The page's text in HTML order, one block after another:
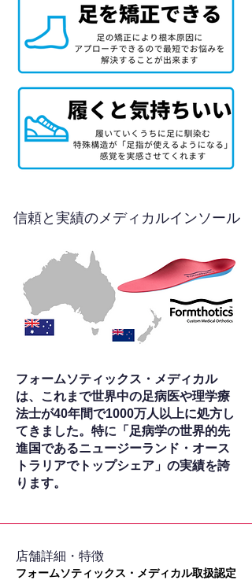
信頼と実績のメディカルインソール
フォームソティックス・メディカル
は、これまで世界中の足病医や理学療
法士が40年間で1000万人以上に処方し
てきました。特に「足病学の世界的先
進国であるニュージーランド・オース
トラリアでトップシェア」の実績を誇
ります。
​店舗詳細・特徴
フォームソティックス・メディカル取扱認定